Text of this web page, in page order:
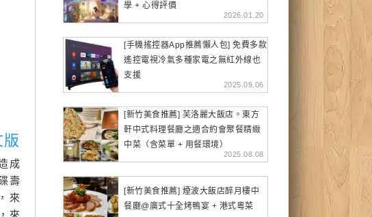
版
成
壽
來
來
學 + 心得評價
2026.01.20
[手機搖控器App推薦懶人包] 免費多款
遙控電視冷氣多種家電之無紅外線也
支援
2025.09.06
[新竹美食推薦] 芙洛麗大飯店。東方
軒中式料理餐廳之適合約會聚餐精緻
中菜（含菜單 + 用餐環境）
2025.08.08
[新竹美食推薦] 煙波大飯店醉月樓中
餐廳@廣式十全烤鴨宴 + 港式粵菜